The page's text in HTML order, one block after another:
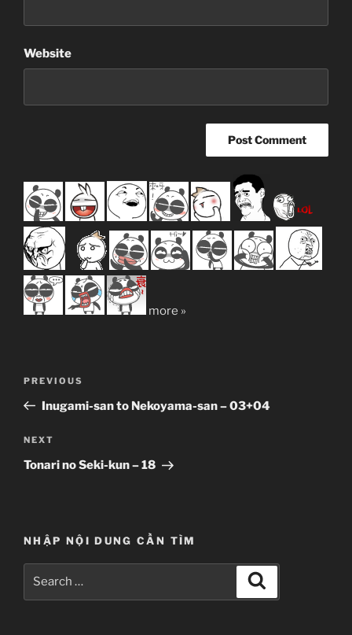
Website
more »
Previous
Post
PREVIOUS
Inugami-san to Nekoyama-san – 03+04
Next
Post
NEXT
Tonari no Seki-kun – 18
NHẬP NỘI DUNG CẦN TÌM